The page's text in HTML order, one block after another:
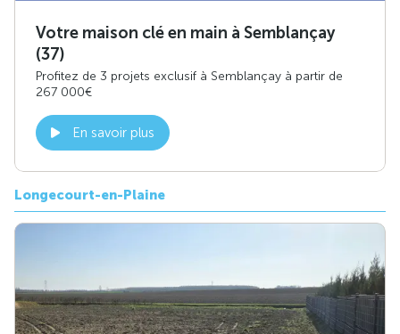
Votre maison clé en main à Semblançay
(37)
Profitez de 3 projets exclusif à Semblançay à partir de
267 000€
En savoir plus
Longecourt-en-Plaine